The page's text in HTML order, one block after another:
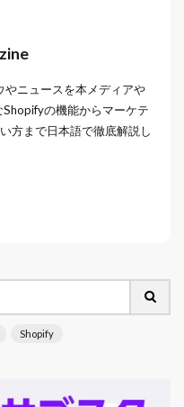
ニュースを本メディアや
の機能からマーケテ
方まで日本語で徹底解説し
Shopify